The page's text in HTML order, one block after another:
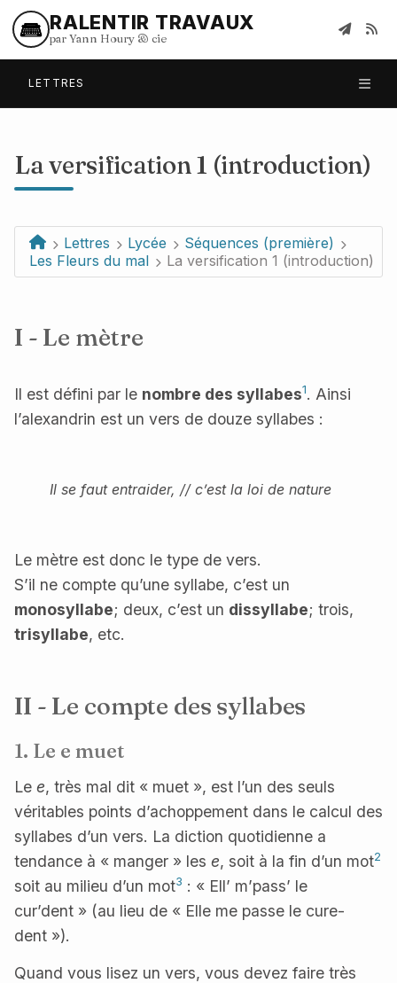
RALENTIR TRAVAUX
par Yann Houry & cie
LETTRES
La versification 1 (introduction)
Lettres Lycée
Séquences (première)
Les Fleurs du mal
La versification 1 (introduction)
I - Le mètre
Il est défini par le nombre des syllabes1. Ainsi
l’alexandrin est un vers de douze syllabes :
Il se faut entraider, // c’est la loi de nature
Le mètre est donc le type de vers.
S’il ne compte qu’une syllabe, c’est un
monosyllabe; deux, c’est un dissyllabe; trois,
trisyllabe, etc.
II - Le compte des syllabes
1. Le e muet
Le e, très mal dit « muet », est l’un des seuls
véritables points d’achoppement dans le calcul des
syllabes d’un vers. La diction quotidienne a
tendance à « manger » les e, soit à la fin d’un mot2
soit au milieu d’un mot3 : « Ell’ m’pass’ le
cur’dent » (au lieu de « Elle me passe le cure-
dent »).
Quand vous lisez un vers, vous devez faire très